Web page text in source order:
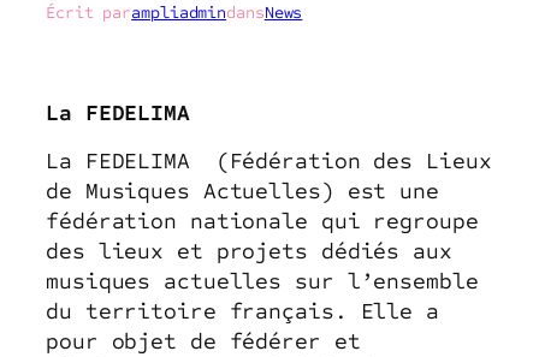
Écrit parampliadmindansNews
La FEDELIMA
La FEDELIMA (Fédération des Lieux
de Musiques Actuelles) est une
fédération nationale qui regroupe
des lieux et projets dédiés aux
musiques actuelles sur l’ensemble
du territoire français. Elle a
pour objet de fédérer et